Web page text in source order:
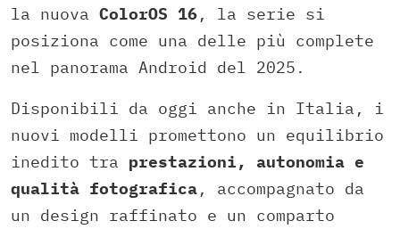
la nuova ColorOS 16, la serie si
posiziona come una delle più complete
nel panorama Android del 2025.
Disponibili da oggi anche in Italia, i
nuovi modelli promettono un equilibrio
inedito tra prestazioni, autonomia e
qualità fotografica, accompagnato da
un design raffinato e un comparto